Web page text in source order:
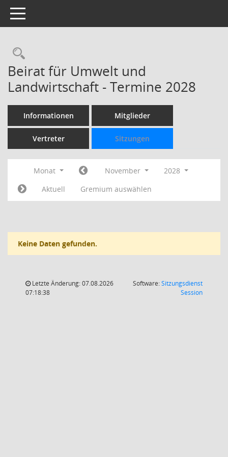
Toggle navigation
Rechercheauswahl
Beirat für Umwelt und
Landwirtschaft - Termine 2028
Informationen Mitglieder
Vertreter Sitzungen
Monat November
2028
Aktuell
Gremium auswählen
Keine Daten gefunden.
Letzte Änderung: 07.08.2026
07:18:38
Software:Sitzungsdienst
Session(Wird in